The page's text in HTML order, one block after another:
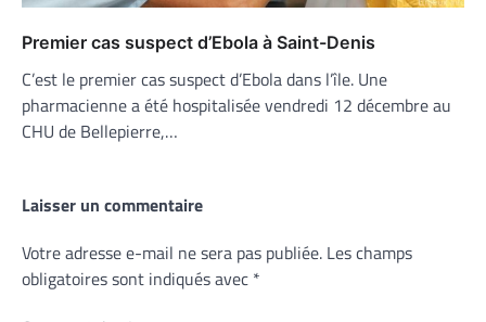
Premier cas suspect d’Ebola à Saint-Denis
C’est le premier cas suspect d’Ebola dans l’île. Une
pharmacienne a été hospitalisée vendredi 12 décembre au
CHU de Bellepierre,…
Laisser un commentaire
Votre adresse e-mail ne sera pas publiée. Les champs
obligatoires sont indiqués avec *